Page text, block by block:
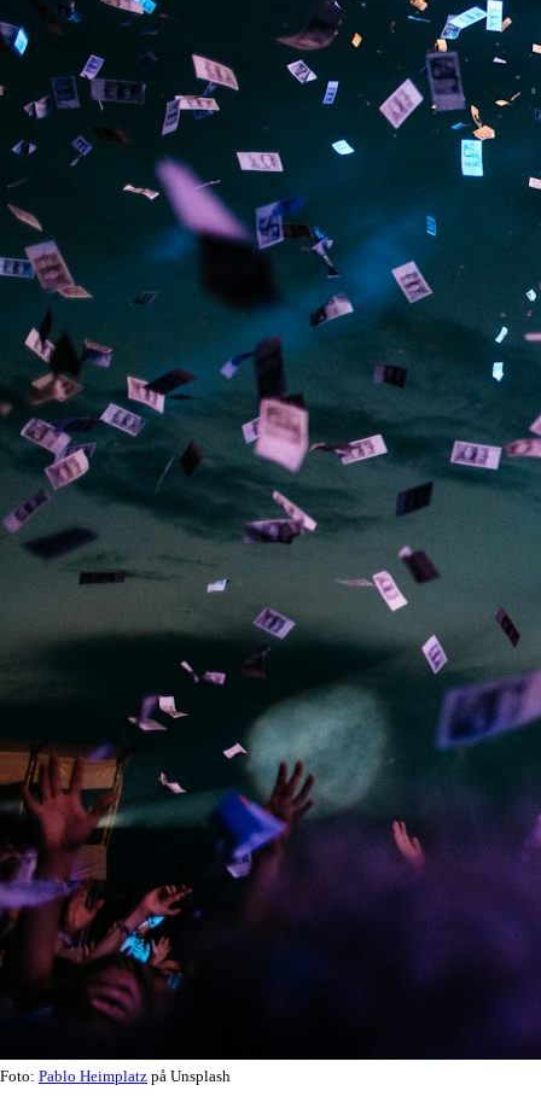
Foto: Pablo Heimplatz på Unsplash